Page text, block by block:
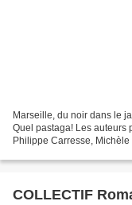
Marseille, du noir dans le
Quel pastaga! Les auteurs
Philippe Carresse,
COLLECTIF